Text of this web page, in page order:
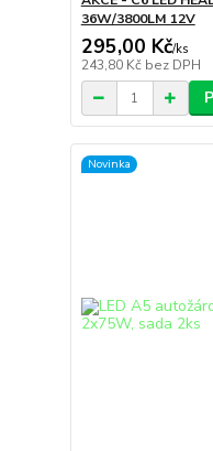
36W/3800LM 12V
295,00 Kč/ks
243,80 Kč bez DPH
Novinka